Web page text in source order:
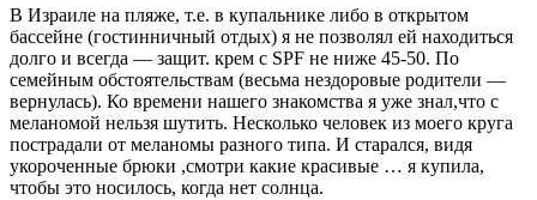
В Израиле на пляже, т.е. в купальнике либо в открытом
бассейне (гостинничный отдых) я не позволял ей находиться
долго и всегда — защит. крем с SPF не ниже 45-50. По
семейным обстоятельствам (весьма нездоровые родители —
вернулась). Ко времени нашего знакомства я уже знал,что с
меланомой нельзя шутить. Несколько человек из моего круга
пострадали от меланомы разного типа. И старался, видя
укороченные брюки ,смотри какие красивые … я купила,
чтобы это носилось, когда нет солнца.